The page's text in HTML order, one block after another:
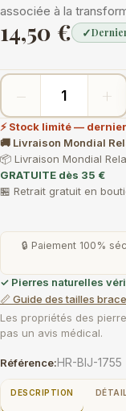
associée à la
14,50 € ✓
− +
⚡ Stock limité —
🚚 Livraison Mondial
📦 Livraison Mondial
GRATUITE dès 35 €
🏪 Retrait gratuit en
🔒 Paiement 100%
✓ Pierres naturelles
📏 Guide des tailles
Les propriétés des
pas un avis médical.
Référence:HR-BIJ-1755
DESCRIPTION